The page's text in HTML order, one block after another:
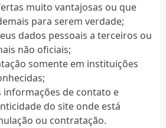
muito vantajosas ou que
para serem verdade;
dados pessoais a terceiros ou
não oficiais;
somente em instituições
informações de contato e
do site onde está
ou contratação.